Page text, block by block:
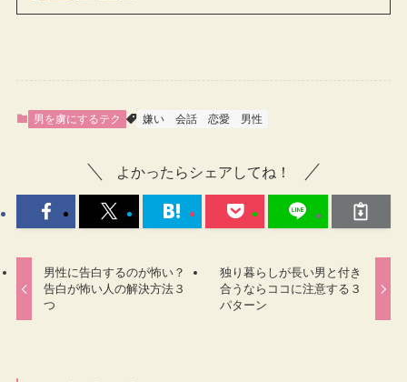
男を虜にするテク 嫌い 会話 恋愛 男性
よかったらシェアしてね！
男性に告白するのが怖い？
告白が怖い人の解決方法３
つ
独り暮らしが長い男と付き
合うならココに注意する３
パターン